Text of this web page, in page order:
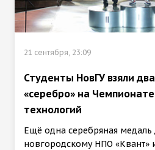
21 сентября, 23:09
Студенты НовГУ взяли
«серебро» на
технологий
Ещё одна серебряная медаль
новгородскому НПО «Квант»